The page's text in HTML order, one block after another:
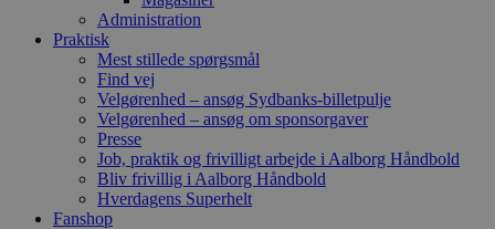
Administration
Praktisk
Mest stillede spørgsmål
Find vej
Velgørenhed – ansøg Sydbanks-billetpulje
Velgørenhed – ansøg om sponsorgaver
Presse
Job, praktik og frivilligt arbejde i Aalborg Håndbold
Bliv frivillig i Aalborg Håndbold
Hverdagens Superhelt
Fanshop